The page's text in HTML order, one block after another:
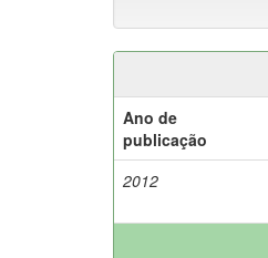
Ano de
publicação
2012